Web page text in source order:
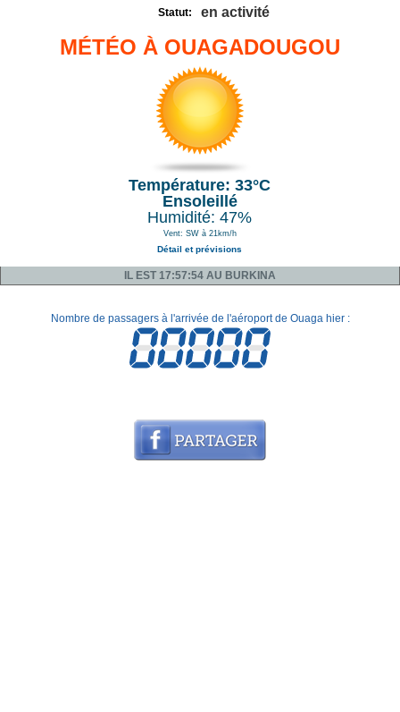
Statut: en activité
MÉTÉO À OUAGADOUGOU
Température: 33°C
Ensoleillé
Humidité: 47%
Vent: SW à 21km/h
Détail et prévisions
IL EST 17:57:54 AU BURKINA
Nombre de passagers à l'arrivée de l'aéroport de Ouaga hier :